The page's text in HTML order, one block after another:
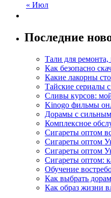
« Июл
Последние
Тали для
Как безопасно
Какие лакорны
Тайские сериалы
Сливы курсов:
Kinogo фильмы
Дорамы с
Комплексное
Сигареты оптом
Сигареты оптом
Сигареты оптом
Сигареты оптом:
Обучение
Как выбрать
Как образ жизни